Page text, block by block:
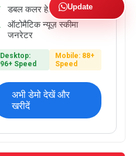
डबल कलर हेडिंग फैसिलिटी
ऑटोमैटिक न्यूज़ स्कीमा
जनरेटर
Desktop:
96+ Speed
Mobile: 88+
Speed
अभी डेमो देखें और
खरीदें
Update